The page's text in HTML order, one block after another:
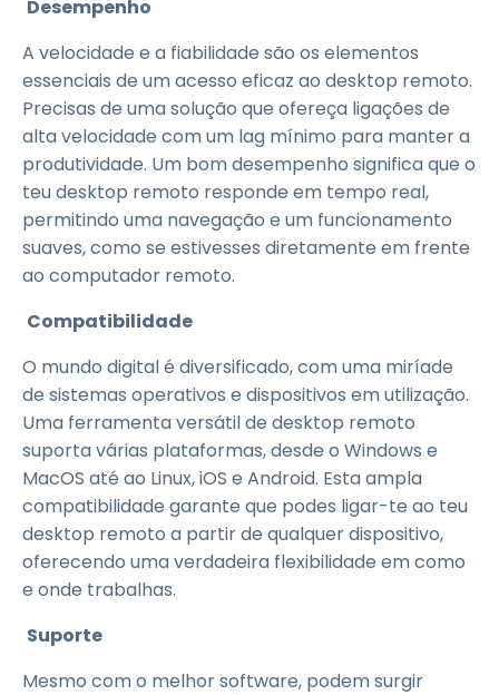
Desempenho
A velocidade e a fiabilidade são os elementos
essenciais de um acesso eficaz ao desktop remoto.
Precisas de uma solução que ofereça ligações de
alta velocidade com um lag mínimo para manter a
produtividade. Um bom desempenho significa que o
teu desktop remoto responde em tempo real,
permitindo uma navegação e um funcionamento
suaves, como se estivesses diretamente em frente
ao computador remoto.
Compatibilidade
O mundo digital é diversificado, com uma miríade
de sistemas operativos e dispositivos em utilização.
Uma ferramenta versátil de desktop remoto
suporta várias plataformas, desde o Windows e
MacOS até ao Linux, iOS e Android. Esta ampla
compatibilidade garante que podes ligar-te ao teu
desktop remoto a partir de qualquer dispositivo,
oferecendo uma verdadeira flexibilidade em como
e onde trabalhas.
Suporte
Mesmo com o melhor software, podem surgir